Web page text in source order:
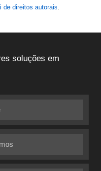
de direitos autorais.
soluções em